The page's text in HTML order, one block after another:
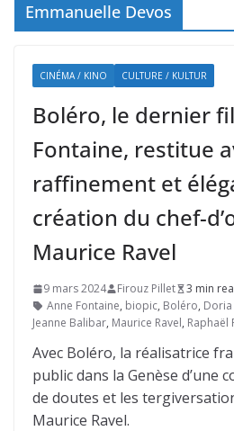
Emmanuelle Devos
CINÉMA / KINO CULTURE / KULTUR
Boléro, le dernier
Fontaine, restitue
raffinement et
création du chef-
Maurice Ravel
9 mars 2024 Firouz Pillet
3 min
Anne Fontaine, biopic, Boléro,
Jeanne Balibar, Maurice Ravel, Raphaël
Avec Boléro, la réalisatrice
public dans la Genèse d’une
de doutes et les
Maurice Ravel.